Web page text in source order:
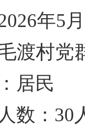
年5
渡村党
居民
数：30